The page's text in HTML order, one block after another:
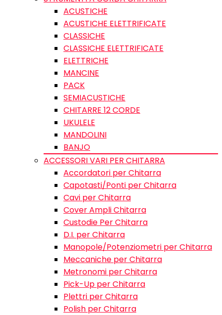
ACUSTICHE
ACUSTICHE ELETTRIFICATE
CLASSICHE
CLASSICHE ELETTRIFICATE
ELETTRICHE
MANCINE
PACK
SEMIACUSTICHE
CHITARRE 12 CORDE
UKULELE
MANDOLINI
BANJO
ACCESSORI VARI PER CHITARRA
Accordatori per Chitarra
Capotasti/Ponti per Chitarra
Cavi per Chitarra
Cover Ampli Chitarra
Custodie Per Chitarra
D.I. per Chitarra
Manopole/Potenziometri per Chitarra
Meccaniche per Chitarra
Metronomi per Chitarra
Pick-Up per Chitarra
Plettri per Chitarra
Polish per Chitarra